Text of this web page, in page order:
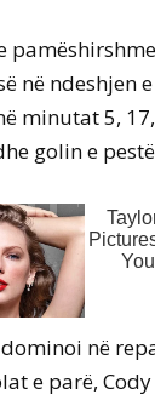
në ndeshjen
minutat 5,
golin e
në
e parë,